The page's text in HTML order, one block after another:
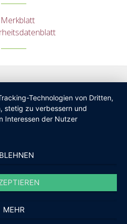
Technologien von Dritten,
stetig zu verbessern und
Interessen der Nutzer
MEHR